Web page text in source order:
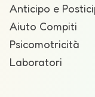
Anticipo e
Aiuto Compiti
Psicomotricità
Laboratori